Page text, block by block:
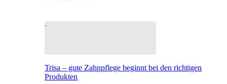
Trisa – gute Zahnpflege beginnt bei den richtigen
Produkten